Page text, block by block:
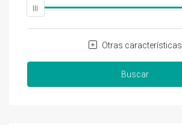
Otras características
Buscar